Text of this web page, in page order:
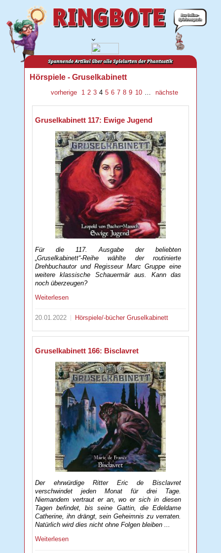
Hörspiele - Gruselkabinett
vorherige 1 2 3 4 5 6 7 8 9 10 … nächste
Gruselkabinett 117: Ewige Jugend
Für die 117. Ausgabe der beliebten
„Gruselkabinett“-Reihe wählte der routinierte
Drehbuchautor und Regisseur Marc Gruppe eine
weitere klassische Schauermär aus. Kann das
noch überzeugen?
Weiterlesen
20.01.2022 Hörspiele/-bücherGruselkabinett
Gruselkabinett 166: Bisclavret
Der ehrwürdige Ritter Eric de Bisclavret
verschwindet jeden Monat für drei Tage.
Niemandem vertraut er an, wo er sich in diesen
Tagen befindet, bis seine Gattin, die Edeldame
Catherine, ihn drängt, sein Geheimnis zu verraten.
Natürlich wird dies nicht ohne Folgen bleiben ...
Weiterlesen